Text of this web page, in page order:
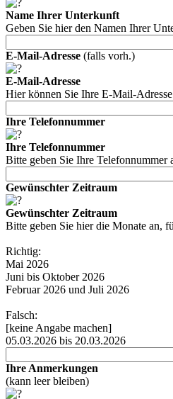
Name Ihrer Unterkunft
Geben Sie hier den Namen Ihrer
E-Mail-Adresse (falls vorh.)
E-Mail-Adresse
Hier können Sie Ihre E-Mail-
Ihre Telefonnummer
Ihre Telefonnummer
Bitte geben Sie Ihre
Gewünschter Zeitraum
Gewünschter Zeitraum
Bitte geben Sie hier die Monate an,
Richtig:
Mai 2026
Juni bis Oktober 2026
Februar 2026 und Juli 2026
Falsch:
[keine Angabe machen]
05.03.2026 bis 20.03.2026
Ihre Anmerkungen
(kann leer bleiben)